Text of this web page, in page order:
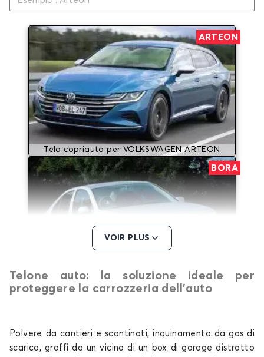
ARTEON
Telo copriauto per VOLKSWAGEN ARTEON
BORA
Telo copriauto per VOLKSWAGEN BORA
VOIR PLUS
Telone auto: la soluzione ideale per
proteggere la carrozzeria dell’auto
Polvere da cantieri e scantinati, inquinamento da gas di
scarico, graffi da un vicino di un box di garage distratto